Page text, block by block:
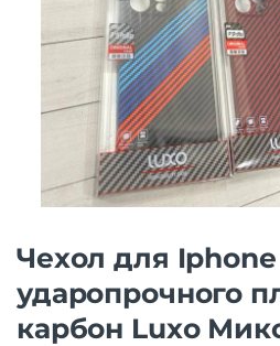
Чехол для Iphone
ударопрочного
карбон Luxo